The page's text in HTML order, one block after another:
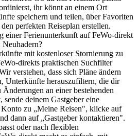
ihr könnt an einem Ort
speichern und teilen, über Favoriten
perfekten Reiseplan erstellen.
einer Ferienunterkunft auf FeWo-direkt
Neuhadern?
mit kostenloser Stornierung zu
direkts praktischen Suchfilter
verstehen, dass sich Pläne ändern
Unterkünfte herauszufiltern, die dir
an einer bestehenden
deinem Gastgeber eine
zu „Meine Reisen", klicke auf
dann auf „Gastgeber kontaktieren".
oder nach flexiblen